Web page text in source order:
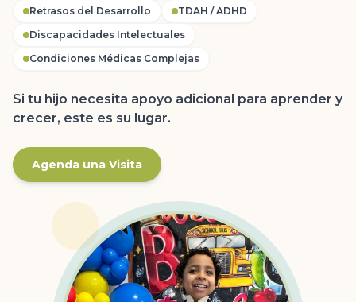
Retrasos del Desarrollo
TDAH / ADHD
Discapacidades Intelectuales
Condiciones Médicas Complejas
Si tu hijo necesita apoyo adicional para aprender y
crecer, este es su lugar.
Agenda una Visita